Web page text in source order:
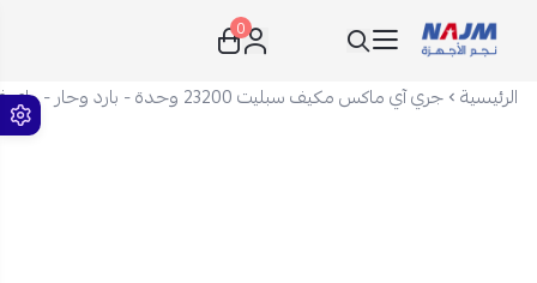
نجم الأجهزة
0
الرئيسية جري آي ماكس مكيف سبليت 23200 وحدة - بارد وحار - واي فاي - GWH24AVEXF